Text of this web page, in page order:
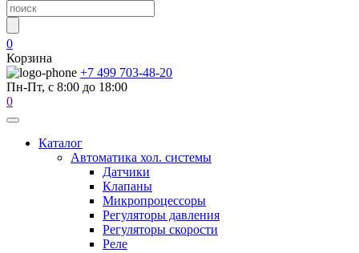
0
Корзина
+7 499 703-48-20
Пн-Пт, с 8:00 до 18:00
0
Каталог
Автоматика хол. системы
Датчики
Клапаны
Микропроцессоры
Регуляторы давления
Регуляторы скорости
Реле